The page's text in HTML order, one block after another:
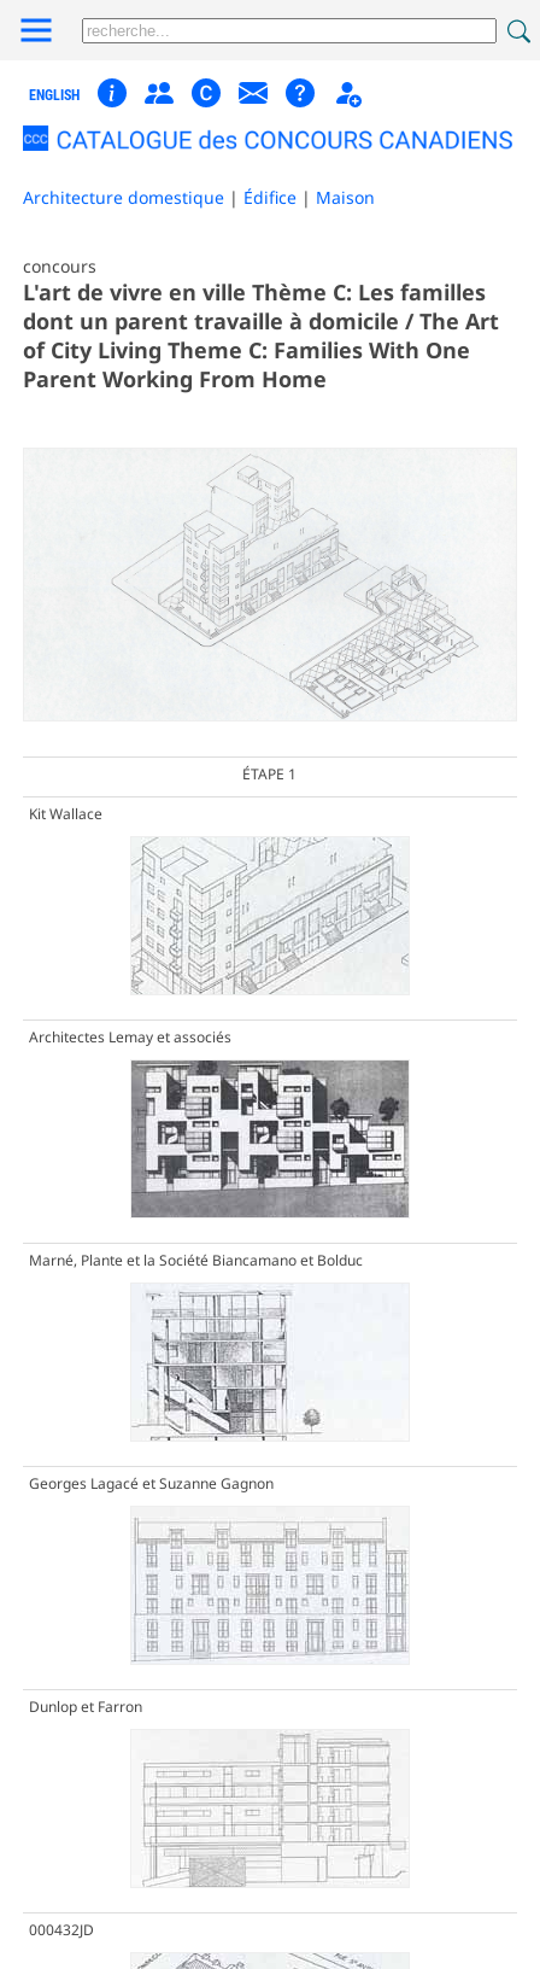
ENGLISH
Architecture domestique | Édifice | Maison
concours
L'art de vivre en ville Thème C: Les familles
dont un parent travaille à domicile / The Art
of City Living Theme C: Families With One
Parent Working From Home
ÉTAPE 1
Kit Wallace
Architectes Lemay et associés
Marné, Plante et la Société Biancamano et Bolduc
Georges Lagacé et Suzanne Gagnon
Dunlop et Farron
000432JD